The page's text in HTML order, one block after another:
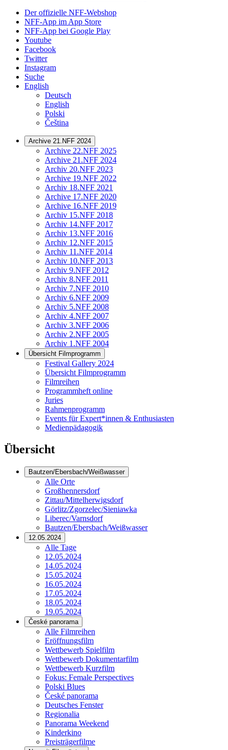
Der offizielle NFF-Webshop
NFF-App im App Store
NFF-App bei Google Play
Youtube
Facebook
Twitter
Instagram
Suche
English
Deutsch
English
Polski
Čeština
Archive 21.NFF 2024
Archive 22.NFF 2025
Archive 21.NFF 2024
Archiv 20.NFF 2023
Archive 19.NFF 2022
Archiv 18.NFF 2021
Archive 17.NFF 2020
Archive 16.NFF 2019
Archiv 15.NFF 2018
Archiv 14.NFF 2017
Archiv 13.NFF 2016
Archiv 12.NFF 2015
Archiv 11.NFF 2014
Archiv 10.NFF 2013
Archiv 9.NFF 2012
Archiv 8.NFF 2011
Archiv 7.NFF 2010
Archiv 6.NFF 2009
Archiv 5.NFF 2008
Archiv 4.NFF 2007
Archiv 3.NFF 2006
Archiv 2.NFF 2005
Archiv 1.NFF 2004
Übersicht Filmprogramm
Festival Gallery 2024
Übersicht Filmprogramm
Filmreihen
Programmheft online
Juries
Rahmenprogramm
Events für Expert*innen & Enthusiasten
Medienpädagogik
Übersicht
Bautzen/Ebersbach/Weißwasser
Alle Orte
Großhennersdorf
Zittau/Mittelherwigsdorf
Görlitz/Zgorzelec/Sieniawka
Liberec/Varnsdorf
Bautzen/Ebersbach/Weißwasser
12.05.2024
Alle Tage
12.05.2024
14.05.2024
15.05.2024
16.05.2024
17.05.2024
18.05.2024
19.05.2024
České panorama
Alle Filmreihen
Eröffnungsfilm
Wettbewerb Spielfilm
Wettbewerb Dokumentarfilm
Wettbewerb Kurzfilm
Fokus: Female Perspectives
Polski Blues
České panorama
Deutsches Fenster
Regionalia
Panorama Weekend
Kinderkino
Preisträgerfilme